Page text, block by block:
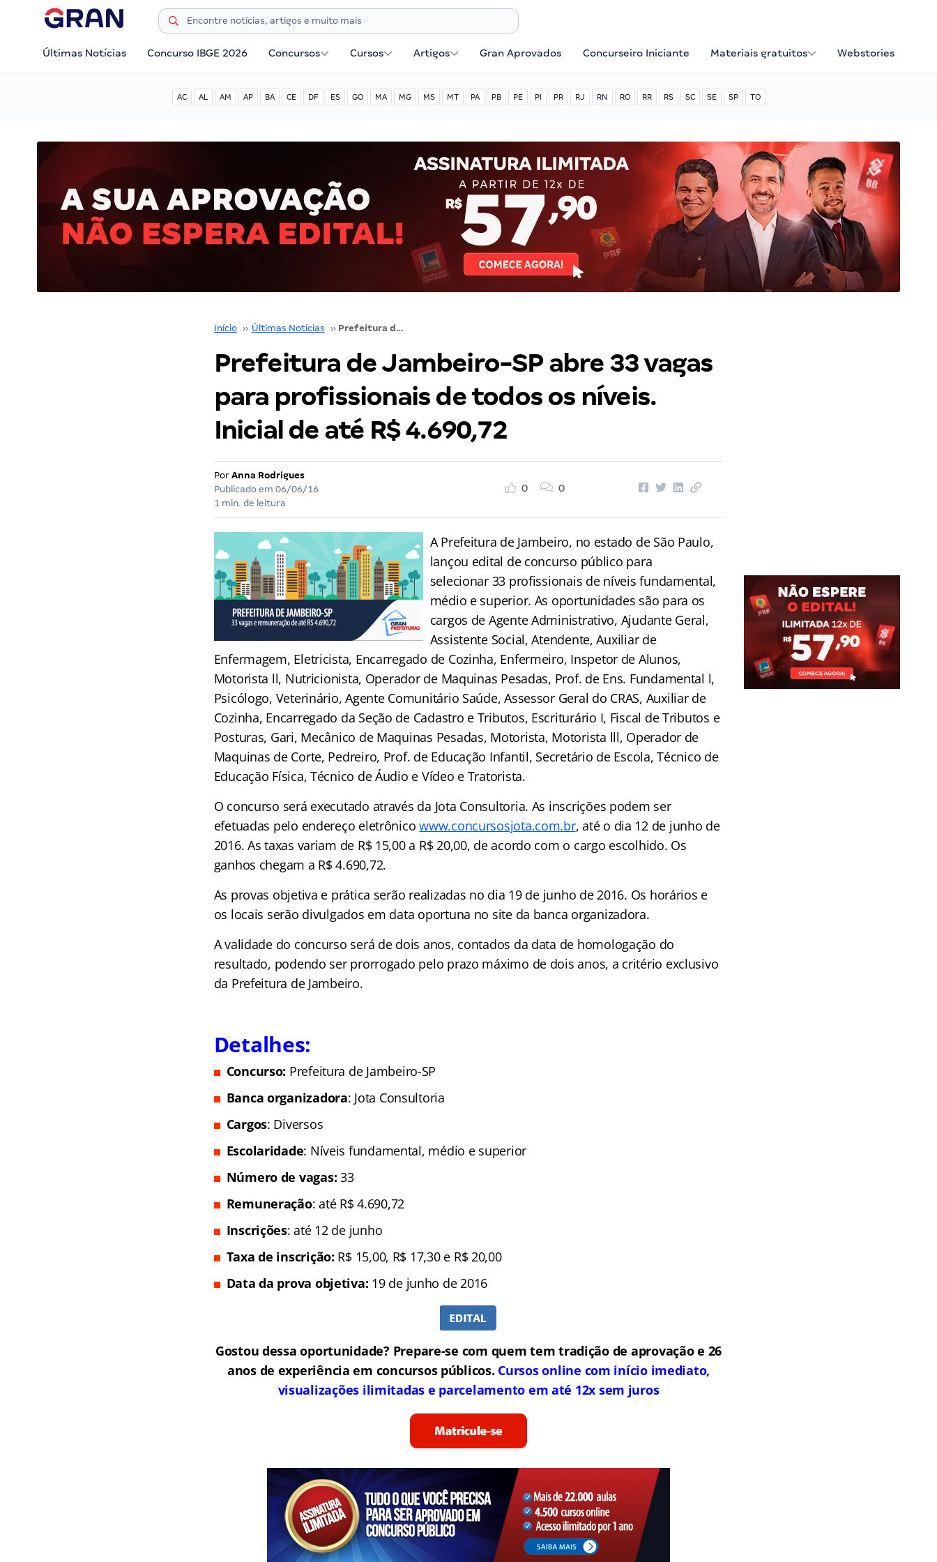
Últimas Notícias Concurso IBGE 2026 Concursos Cursos Artigos Gran Aprovados Concurseiro Iniciante Materiais gratuitos Webstories
AC AL AM AP BA CE DF ES GO MA MG MS MT PA PB PE PI PR RJ RN RO RR RS SC SE SP TO
Início ›› Últimas Notícias ›› Prefeitura de Jambeiro-SP abre 33 vagas para profissionais de todos os níveis. Inicial de até R$ 4.690,72
Prefeitura de Jambeiro-SP abre 33 vagas
para profissionais de todos os níveis.
Inicial de até R$ 4.690,72
Por Anna Rodrigues
Publicado em 06/06/16
1 min. de leitura
0 0
A Prefeitura de Jambeiro, no estado de São Paulo,
lançou edital de concurso público para
selecionar 33 profissionais de níveis fundamental,
médio e superior. As oportunidades são para os
cargos de Agente Administrativo, Ajudante Geral,
Assistente Social, Atendente, Auxiliar de
Enfermagem, Eletricista, Encarregado de Cozinha, Enfermeiro, Inspetor de Alunos,
Motorista ll, Nutricionista, Operador de Maquinas Pesadas, Prof. de Ens. Fundamental l,
Psicólogo, Veterinário, Agente Comunitário Saúde, Assessor Geral do CRAS, Auxiliar de
Cozinha, Encarregado da Seção de Cadastro e Tributos, Escriturário I, Fiscal de Tributos e
Posturas, Gari, Mecânico de Maquinas Pesadas, Motorista, Motorista lll, Operador de
Maquinas de Corte, Pedreiro, Prof. de Educação Infantil, Secretário de Escola, Técnico de
Educação Física, Técnico de Áudio e Vídeo e Tratorista.
O concurso será executado através da Jota Consultoria. As inscrições podem ser
efetuadas pelo endereço eletrônicowww.concursosjota.com.br, até o dia 12 de junho de
2016. As taxas variam de R$ 15,00 a R$ 20,00, de acordo com o cargo escolhido. Os
ganhos chegam a R$ 4.690,72.
As provas objetiva e prática serão realizadas no dia 19 de junho de 2016. Os horários e
os locais serão divulgados em data oportuna no site da banca organizadora.
A validade do concurso será de dois anos, contados da data de homologação do
resultado, podendo ser prorrogado pelo prazo máximo de dois anos, a critério exclusivo
da Prefeitura de Jambeiro.
Detalhes:
Concurso: Prefeitura de Jambeiro-SP
Banca organizadora: Jota Consultoria
Cargos: Diversos
Escolaridade: Níveis fundamental, médio e superior
Número de vagas:33
Remuneração: até R$ 4.690,72
Inscrições: até 12 de junho
Taxa de inscrição: R$ 15,00, R$ 17,30 e R$ 20,00
Data da prova objetiva: 19 de junho de 2016
Gostou dessa oportunidade? Prepare-se com quem tem tradição de aprovação e 26
anos de experiência em concursos públicos. Cursos online com início imediato,
visualizações ilimitadas e parcelamento em até 12x sem juros